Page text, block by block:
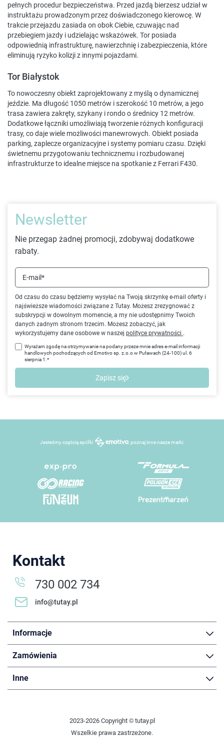
pełnych procedur bezpieczeństwa. Przed jazdą bierzesz udział w
instruktażu prowadzonym przez doświadczonego kierowcę. W
trakcie przejazdu zasiada on obok Ciebie, czuwając nad
przebiegiem jazdy i udzielając wskazówek. Tor posiada
odpowiednią infrastrukturę, nawierzchnię i zabezpieczenia, które
eliminują ryzyko kolizji z innymi pojazdami.
Tor Białystok
To nowoczesny obiekt zaprojektowany z myślą o dynamicznej
jeździe. Ma długość 1050 metrów i szerokość 10 metrów, a jego
trasa zawiera zakręty, szykany i rondo o średnicy 12 metrów.
Dodatkowe łączniki umożliwiają tworzenie różnych konfiguracji
trasy, co daje wiele możliwości manewrowych. Obiekt posiada
parking, zaplecze organizacyjne i systemy pomiaru czasu. Dzięki
świetnemu przygotowaniu technicznemu i rozbudowanej
infrastrukturze to idealne miejsce na spotkanie z Ferrari F430.
Newsletter
Nie przegap żadnej promocji, zdobywaj dodatkowe
rabaty.
Od czasu do czasu będziemy wysyłać na Twoją skrzynkę e-mail oferty i
najświeższe wiadomości związane z Tutay. Możesz zrezygnować z
subskrypcji w dowolnym momencie, a my nie udostępnimy Twoich
danych żadnym stronom trzecim. Możesz zobaczyć, jak
wykorzystujemy dane osobowe w naszej polityce prywatności .
E-mail*
Wyrażam zgodę na otrzymywanie na podany przeze mnie adres e-mail informacji
handlowych pochodzących od Emotivo sp. z.o.o w Puławach (24-100) ul. 6
sierpnia 1.*
Zapisz się
Jesteśmy częścią spółki , poznaj inne nasze marki:
Kontakt
730 002 734
info@tutay.pl
Informacje
Zamówienia
Inne
2023-2026 Copyright © tutay.pl
Wszelkie prawa zastrzeżone.